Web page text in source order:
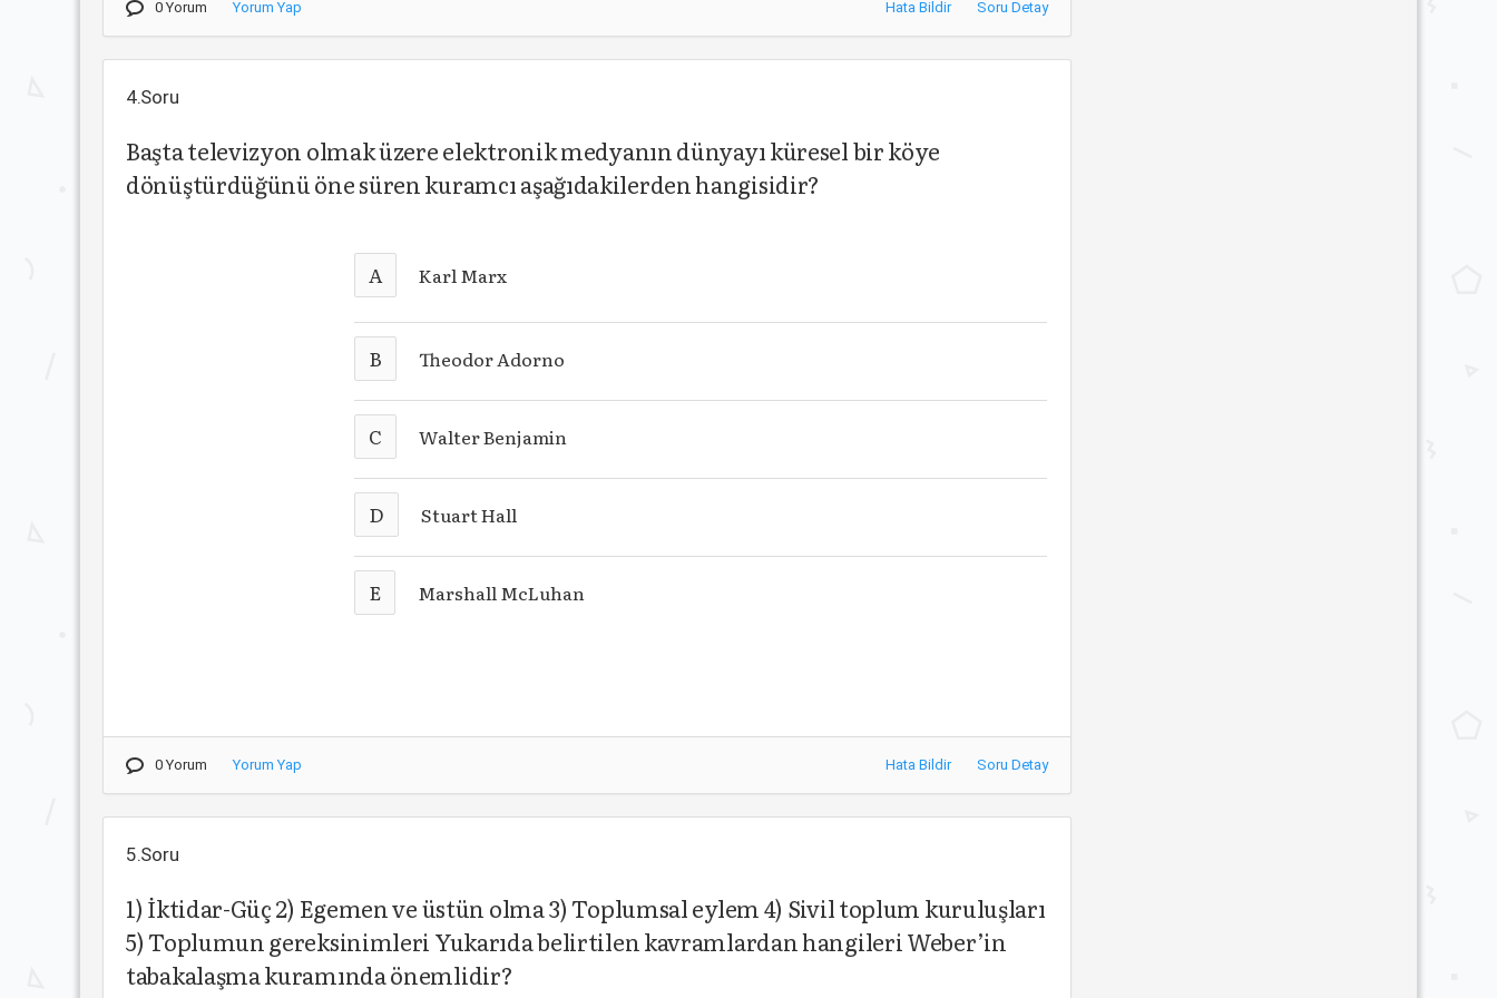
0 Yorum Yorum Yap Hata Bildir Soru Detay
4.Soru
Başta televizyon olmak üzere elektronik medyanın dünyayı küresel bir köye
dönüştürdüğünü öne süren kuramcı aşağıdakilerden hangisidir?
A Karl Marx
B Theodor Adorno
C Walter Benjamin
D Stuart Hall
E Marshall McLuhan
0 Yorum Yorum Yap Hata Bildir Soru Detay
5.Soru
1) İktidar-Güç 2) Egemen ve üstün olma 3) Toplumsal eylem 4) Sivil toplum kuruluşları
5) Toplumun gereksinimleri Yukarıda belirtilen kavramlardan hangileri Weber’in
tabakalaşma kuramında önemlidir?